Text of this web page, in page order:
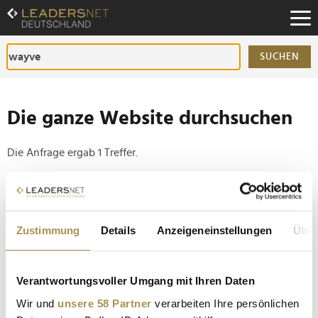
Zustimmung Details Anzeigeneinstellungen
Verantwortungsvoller Umgang mit Ihren Daten
Wir und unsere 58 Partner verarbeiten Ihre persönlichen
Zum
Inhalt
Zur
Fußzeilen-
Navigation
SUCHEN
Die ganze Website durchsuchen
Die Anfrage ergab 1 Treffer.
Tipp
Setzen Sie die gesuchten Wörter zwischen
Anführungszeichen: zb "Vorname Nachname".
Milliardenrennen um Robotaxis: Diese Städte sollen
zu Europas Testlaboren werden